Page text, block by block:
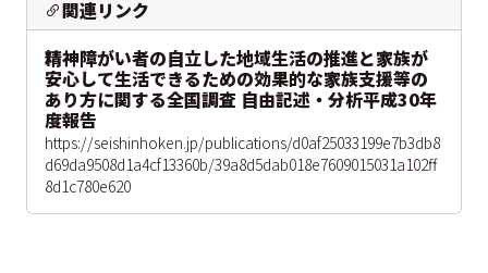
関連リンク
精神障がい者の自立した地域生活の推進と家族が
安心して生活できるための効果的な家族支援等の
あり方に関する全国調査 自由記述・分析平成30年
度報告
https://seishinhoken.jp/publications/d0af25033199e7b3db8
d69da9508d1a4cf13360b/39a8d5dab018e7609015031a102ff
8d1c780e620